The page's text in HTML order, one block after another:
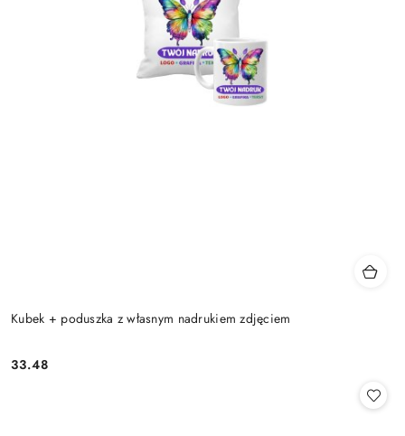
Kubek + poduszka z własnym nadrukiem zdjęciem
Cena:
33.48